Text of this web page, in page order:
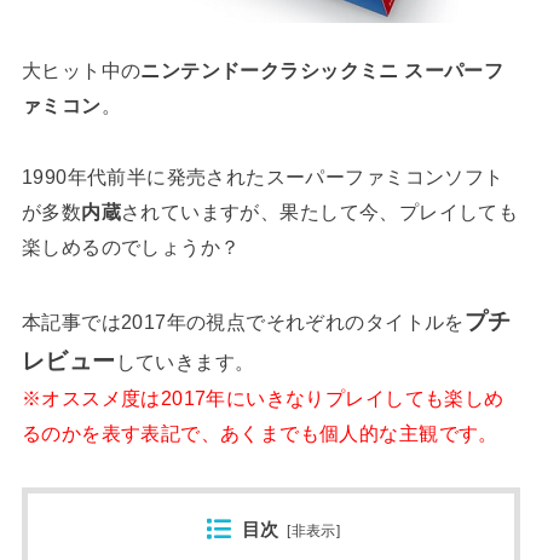
大ヒット中のニンテンドークラシックミニ スーパーフ
ァミコン
1990年代前半に発売されたスーパーファミコンソフト
が多数内蔵されていますが、果たして今、プレイしても
楽しめるのでしょうか？
本記事では2017年の視点でそれぞれのタイトルをプチ
レビュー していきます。
※オススメ度は2017年にいきなりプレイしても楽しめ
るのかを表す表記で、あくまでも個人的な主観です。
目次 [非表示]